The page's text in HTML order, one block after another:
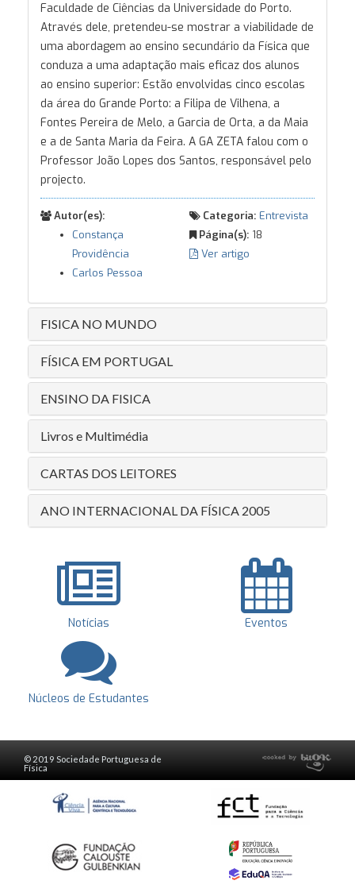
Faculdade de Ciências da Universidade do Porto.
Através dele, pretendeu-se mostrar a viabilidade de
uma abordagem ao ensino secundário da Física que
conduza a uma adaptação mais eficaz dos alunos
ao ensino superior: Estão envolvidas cinco escolas
da área do Grande Porto: a Filipa de Vilhena, a
Fontes Pereira de Melo, a Garcia de Orta, a da Maia
e a de Santa Maria da Feira. A GA ZETA falou com o
Professor João Lopes dos Santos, responsável pelo
projecto.
Autor(es):
Constança
Providência
Carlos Pessoa
Categoria: Entrevista
Página(s): 18
Ver artigo
FISICA NO MUNDO
FÍSICA EM PORTUGAL
ENSINO DA FISICA
Livros e Multimédia
CARTAS DOS LEITORES
ANO INTERNACIONAL DA FÍSICA 2005
Notícias Eventos
Núcleos de Estudantes
© 2019 Sociedade Portuguesa de
Física